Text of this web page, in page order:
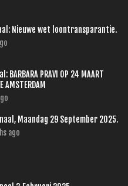
Nieuwe wet loontransparantie.
PRAVI OP 24 MAART
AMSTERDAM
Maandag 29 September 2025.
ago